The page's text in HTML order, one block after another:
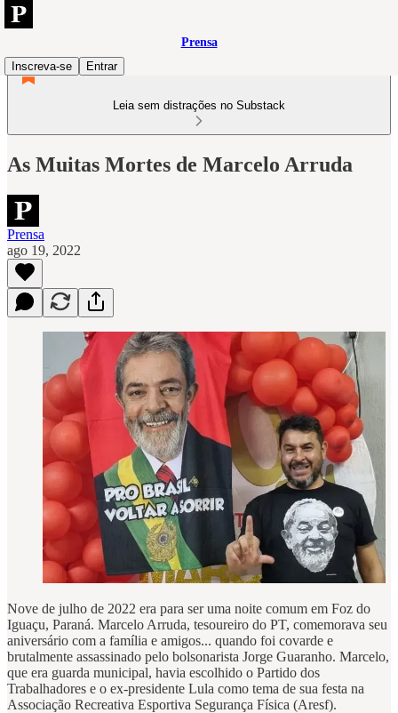
Prensa
Inscreva-se
Entrar
Leia sem distrações no Substack
As Muitas Mortes de Marcelo Arruda
Prensa
ago 19, 2022
Nove de julho de 2022 era para ser uma noite comum em Foz do
Iguaçu, Paraná. Marcelo Arruda, tesoureiro do PT, comemorava seu
aniversário com a família e amigos... quando foi covarde e
brutalmente assassinado pelo bolsonarista Jorge Guaranho. Marcelo,
que era guarda municipal, havia escolhido o Partido dos
Trabalhadores e o ex-presidente Lula como tema de sua festa na
Associação Recreativa Esportiva Segurança Física (Aresf).